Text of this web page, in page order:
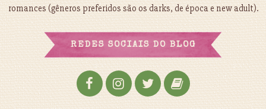
romances (gêneros preferidos são os darks, de época e new adult).
REDES SOCIAIS DO BLOG